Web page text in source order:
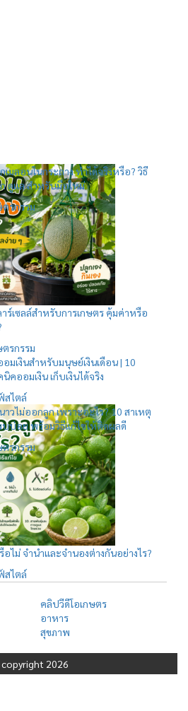
เมลอนในกระถาง ทำได้จริงหรือ? วิธี
ดูแล สำหรับมือใหม่
ตรกรรม
าร์เซลล์สำหรับการเกษตร คุ้มค่าหรือ
ตรกรรม
อมเงินสำหรับมนุษย์เงินเดือน | 10
นิคออมเงิน เก็บเงินได้จริง
สไตล์
าวไม่ออกลูก เพราะอะไร? 10 สาเหตุ
บ่อย พร้อมวิธีแก้ไขให้ติดผลดี
ตรกรรม
อไม่ จำนำและจำนองต่างกันอย่างไร?
สไตล์
คลิปวีดีโอเกษตร
อาหาร
สุขภาพ
2026